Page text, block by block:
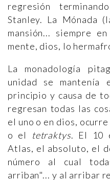
regresión
Stanley. La Mónada
mansión... siempre
mente, dios, lo
La monadología
unidad se mantenía
principio y causa de
regresan todas las
el uno o en dios,
o el
tetraktys. El 10
Atlas, el absoluto, el
número al cual
arriban"... y al arribar